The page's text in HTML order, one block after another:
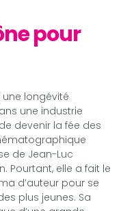
pour
une longévité
une industrie
devenir la fée des
de Jean-Luc
Pourtant, elle a fait le
d’auteur pour se
plus jeunes. Sa